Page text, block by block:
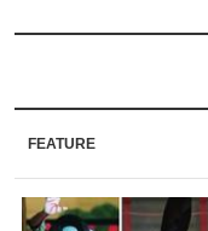
FEATURE